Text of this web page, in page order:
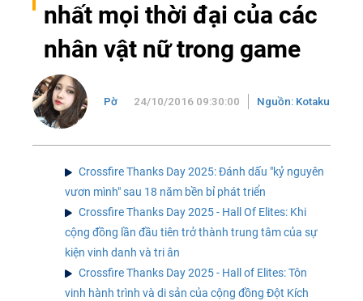
nhất mọi thời đại của các
nhân vật nữ trong game
Pờ 24/10/2016 09:30:00 Nguồn: Kotaku
Crossfire Thanks Day 2025: Đánh dấu "kỷ nguyên
vươn mình" sau 18 năm bền bỉ phát triển
Crossfire Thanks Day 2025 - Hall Of Elites: Khi
cộng đồng lần đầu tiên trở thành trung tâm của sự
kiện vinh danh và tri ân
Crossfire Thanks Day 2025 - Hall of Elites: Tôn
vinh hành trình và di sản của cộng đồng Đột Kích